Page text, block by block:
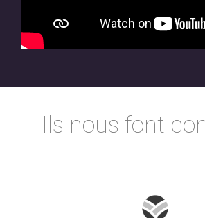
Ils nous font